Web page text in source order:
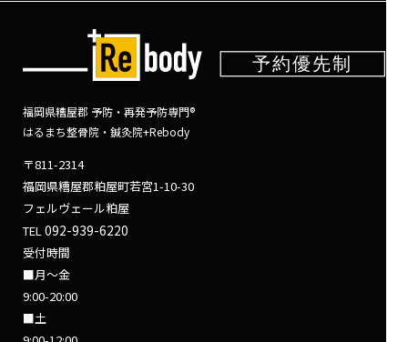
福岡県糟屋郡 予防・再発予防専門®
はるまち整骨院・鍼灸院+Rebody
〒811-2314
福岡県糟屋郡粕屋町若宮1-10-30
フェルヴェール粕屋
TEL092-939-6220
受付時間
■月～金
9:00-20:00
■土